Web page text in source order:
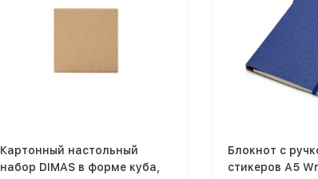
Картонный настольный
набор DIMAS в форме куба,
Блокнот с
стикеров А5